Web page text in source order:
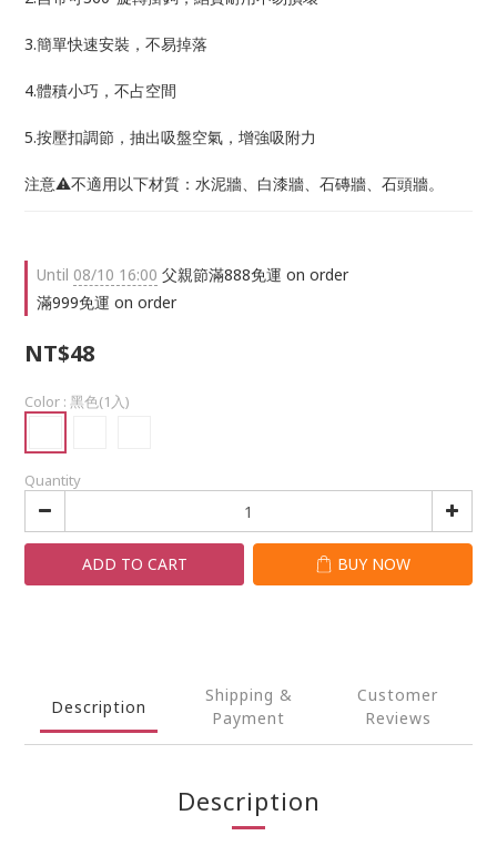
3.簡單快速安裝，不易掉落
4.體積小巧，不占空間
5.按壓扣調節，抽出吸盤空氣，增強吸附力
注意⚠️不適用以下材質：水泥牆、白漆牆、石磚牆、石頭牆。
Until 08/10 16:00 父親節滿888免運 on order
滿999免運 on order
NT$48
Color : 黑色(1入)
Quantity
ADD TO CART BUY NOW
Description
Shipping &
Payment
Customer
Reviews
Description